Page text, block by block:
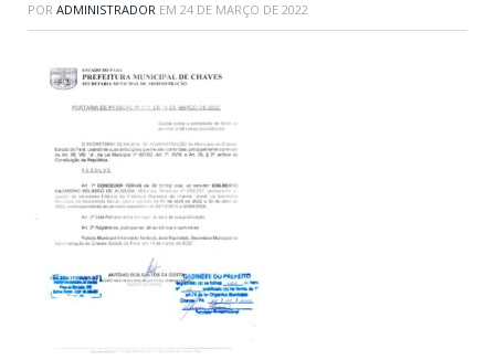
POR ADMINISTRADOR EM 24 DE MARÇO DE 2022